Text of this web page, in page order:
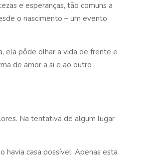
e esperanças, tão comuns a
o nascimento – um evento
ela pôde olhar a vida de frente e
de amor a si e ao outro
Na tentativa de algum lugar
havia casa possível. Apenas esta